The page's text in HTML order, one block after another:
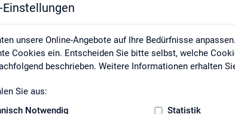
Einstellungen
unsere Online-Angebote auf Ihre Bedürfnisse
Cookies ein. Entscheiden Sie bitte selbst, welche
beschrieben. Weitere Informationen erhalten
Sie aus:
Notwendig
Statistik
Statistik